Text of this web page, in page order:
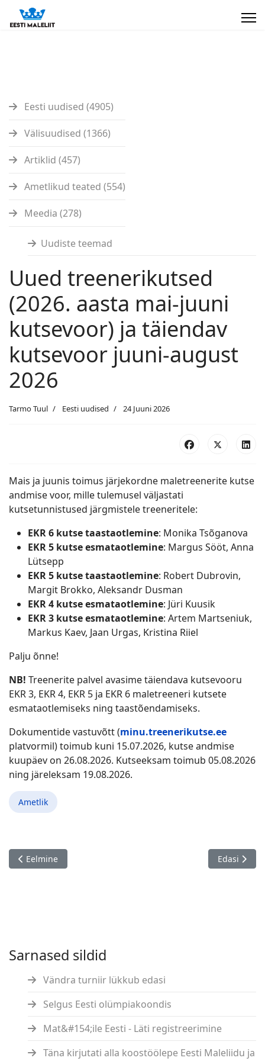
Eesti uudised (4905)
Välisuudised (1366)
Artiklid (457)
Ametlikud teated (554)
Meedia (278)
Uudiste teemad
Uued treenerikutsed
(2026. aasta mai-juuni
kutsevoor) ja täiendav
kutsevoor juuni-august
2026
Tarmo Tuul Eesti uudised 24 Juuni 2026
Mais ja juunis toimus järjekordne maletreenerite kutse
andmise voor, mille tulemusel väljastati
kutsetunnistused järgmistele treeneritele:
EKR 6 kutse taastaotlemine: Monika Tsõganova
EKR 5 kutse esmataotlemine: Margus Sööt, Anna
Lütsepp
EKR 5 kutse taastaotlemine: Robert Dubrovin,
Margit Brokko, Aleksandr Dusman
EKR 4 kutse esmataotlemine: Jüri Kuusik
EKR 3 kutse esmataotlemine: Artem Martseniuk,
Markus Kaev, Jaan Urgas, Kristina Riiel
Palju õnne!
NB! Treenerite palvel avasime täiendava kutsevooru
EKR 3, EKR 4, EKR 5 ja EKR 6 maletreeneri kutsete
esmataotlemiseks ning taastõendamiseks.
Dokumentide vastuvõtt (minu.treenerikutse.ee
platvormil) toimub kuni 15.07.2026, kutse andmise
kuupäev on 26.08.2026. Kutseeksam toimub 05.08.2026
ning järeleksam 19.08.2026.
Ametlik
Eelmine artikkel: Juuno Jalakas 90!
Eelmine Järgmine
Edasi
Sarnased sildid
Vändra turniir lükkub edasi
Selgus Eesti olümpiakoondis
Mat&#154;ile Eesti - Läti registreerimine
Täna kirjutati alla koostöölepe Eesti Maleliidu ja